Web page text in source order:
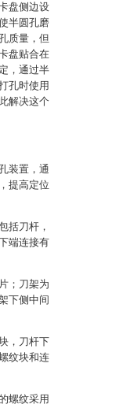
盘侧边设
半圆孔磨
质量，但
盘贴合在
，通过半
孔时使用
解决这个
装置，通
提高定位
括刀杆，
端连接有
；刀架为
下侧中间
，刀杆下
纹块和连
螺纹采用